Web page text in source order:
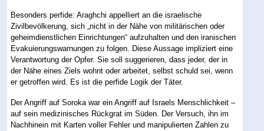
Besonders perfide: Araghchi appelliert an die israelische
Zivilbevölkerung, sich „nicht in der Nähe von militärischen oder
geheimdienstlichen Einrichtungen“ aufzuhalten und den iranischen
Evakuierungswarnungen zu folgen. Diese Aussage impliziert eine
Verantwortung der Opfer. Sie soll suggerieren, dass jeder, der in
der Nähe eines Ziels wohnt oder arbeitet, selbst schuld sei, wenn
er getroffen wird. Es ist die perfide Logik der Täter.
Der Angriff auf Soroka war ein Angriff auf Israels Menschlichkeit –
auf sein medizinisches Rückgrat im Süden. Der Versuch, ihn im
Nachhinein mit Karten voller Fehler und manipulierten Zahlen zu